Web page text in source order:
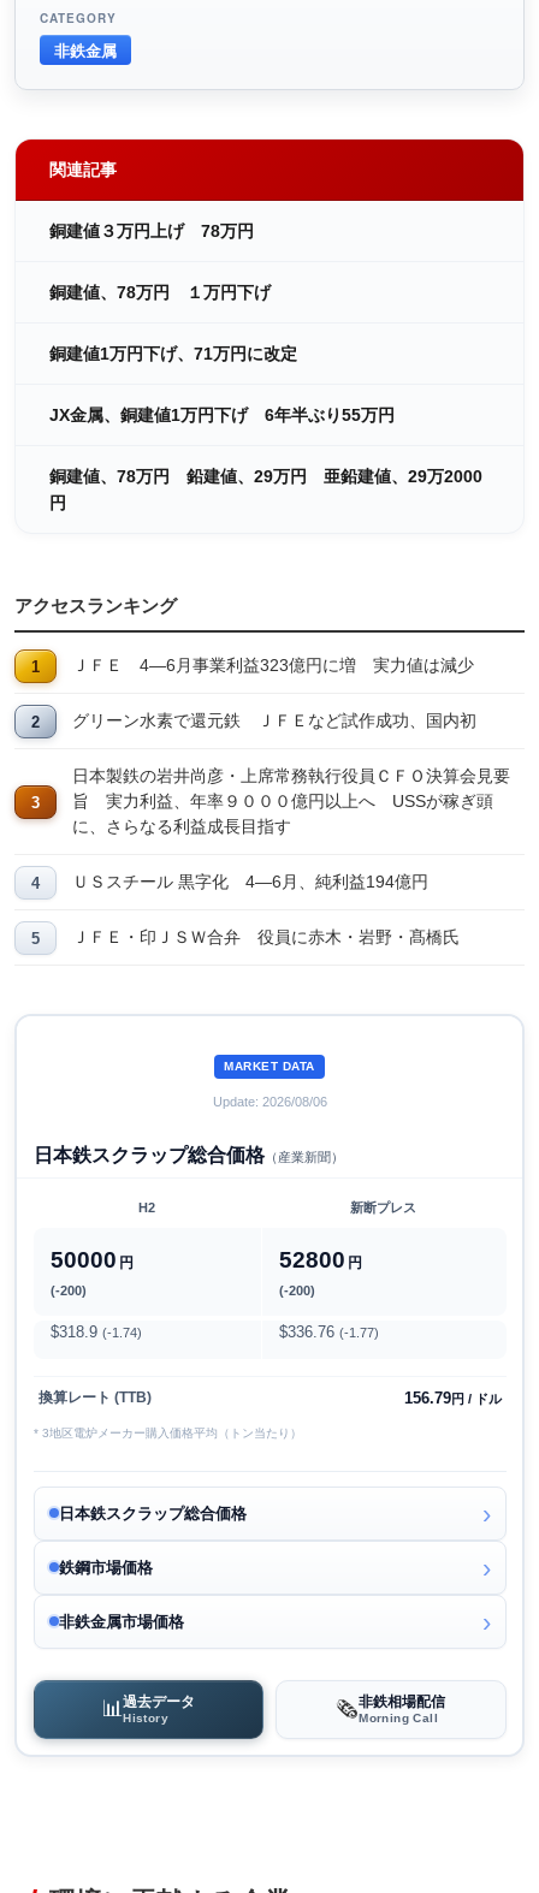
CATEGORY
非鉄金属
関連記事
銅建値３万円上げ 78万円
銅建値、78万円 １万円下げ
銅建値1万円下げ、71万円に改定
JX金属、銅建値1万円下げ 6年半ぶり55万円
銅建値、78万円 鉛建値、29万円 亜鉛建値、29万2000
円
アクセスランキング
ＪＦＥ 4―6月事業利益323億円に増 実力値は減少
グリーン水素で還元鉄 ＪＦＥなど試作成功、国内初
日本製鉄の岩井尚彦・上席常務執行役員ＣＦＯ決算会見要
旨 実力利益、年率９０００億円以上へ USSが稼ぎ頭
に、さらなる利益成長目指す
ＵＳスチール 黒字化 4―6月、純利益194億円
ＪＦＥ・印ＪＳＷ合弁 役員に赤木・岩野・髙橋氏
MARKET DATA
Update: 2026/08/06
日本鉄スクラップ総合価格（産業新聞）
H2 新断プレス
50000 円
(-200)
52800 円
(-200)
$318.9 (-1.74) $336.76 (-1.77)
換算レート (TTB) 156.79円 / ドル
* 3地区電炉メーカー購入価格平均（トン当たり）
日本鉄スクラップ総合価格
鉄鋼市場価格
非鉄金属市場価格
📊過去データ
History 🗞️非鉄相場配信
Morning Call